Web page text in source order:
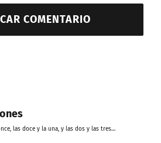
las doce y la una, y las dos y las tres…